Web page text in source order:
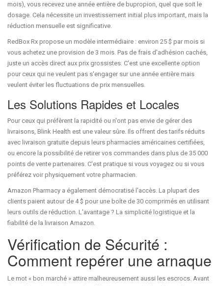
mois), vous recevez une année entière de bupropion, quel que soit le
dosage. Cela nécessite un investissement initial plus important, mais la
réduction mensuelle est significative.
RedBox Rx propose un modèle intermédiaire : environ 25 $ par mois si
vous achetez une provision de 3 mois. Pas de frais d'adhésion cachés,
juste un accès direct aux prix grossistes. C'est une excellente option
pour ceux qui ne veulent pas s'engager sur une année entière mais
veulent éviter les fluctuations de prix mensuelles.
Les Solutions Rapides et Locales
Pour ceux qui préfèrent la rapidité ou n'ont pas envie de gérer des
livraisons, Blink Health est une valeur sûre. Ils offrent des tarifs réduits
avec livraison gratuite depuis leurs pharmacies américaines certifiées,
ou encore la possibilité de retirer vos commandes dans plus de 35 000
points de vente partenaires. C'est pratique si vous voyagez ou si vous
préférez voir physiquement votre pharmacien.
Amazon Pharmacy a également démocratisé l'accès. La plupart des
clients paient autour de 4 $ pour une boîte de 30 comprimés en utilisant
leurs outils de réduction. L'avantage ? La simplicité logistique et la
fiabilité de la livraison Amazon.
Vérification de Sécurité :
Comment repérer une arnaque
Le mot « bon marché » attire malheureusement aussi les escrocs. Avant